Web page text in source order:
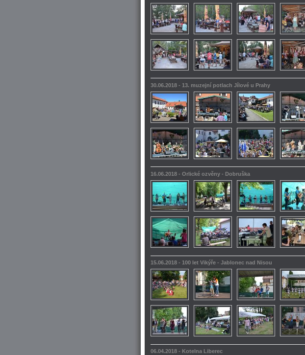
30.06.2018 - 13. muzejní potlach Jílové u Prahy
16.06.2018 - Orlické ozvěny - Dobruška
15.06.2018 - 100 let Vikýře - Jablonec nad Nisou
06.04.2018 - Kotelna Liberec